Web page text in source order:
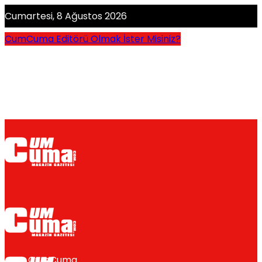
Cumartesi, 8 Ağustos 2026
CumCuma Editörü Olmak İster Misiniz?